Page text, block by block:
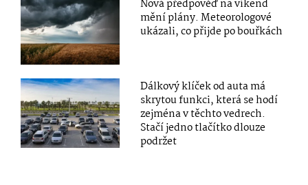
Nová předpověď na víkend
mění plány. Meteorologové
ukázali, co přijde po bouřkách
Dálkový klíček od auta má
skrytou funkci, která se hodí
zejména v těchto vedrech.
Stačí jedno tlačítko dlouze
podržet